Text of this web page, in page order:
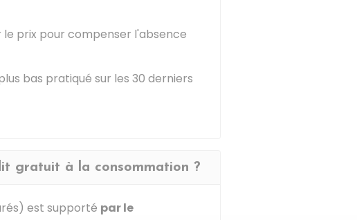
prix pour compenser l'absence
bas pratiqué sur les 30 derniers
gratuit à la consommation ?
est supporté par le